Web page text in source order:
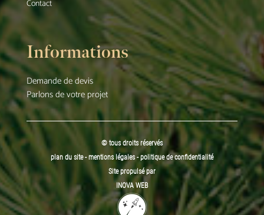
Contact
Informations
Demande de devis
Parlons de votre projet
© tous droits réservés
plan du site-mentions légales -politique de confidentialité
Site propulsé par
INOVA WEB